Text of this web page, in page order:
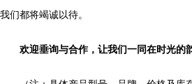
我们都将竭诚以待。
欢迎垂询与合作，让我们一同在时光的